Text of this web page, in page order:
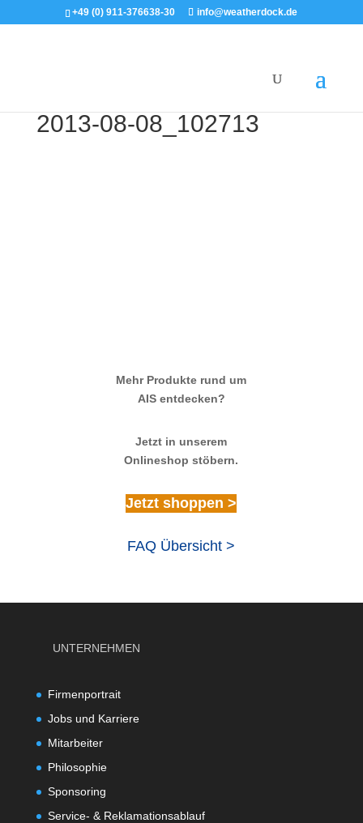
+49 (0) 911-376638-30 info@weatherdock.de
2013-08-08_102713
Mehr Produkte rund um
AIS entdecken?
Jetzt in unserem
Onlineshop stöbern.
Jetzt shoppen >
FAQ Übersicht >
UNTERNEHMEN
Firmenportrait
Jobs und Karriere
Mitarbeiter
Philosophie
Sponsoring
Service- & Reklamationsablauf